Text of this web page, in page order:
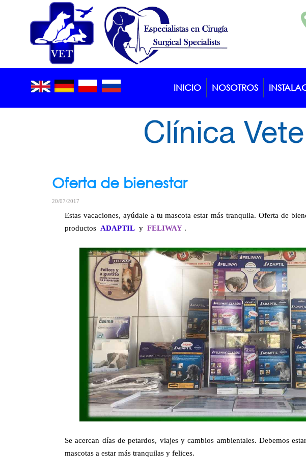
Oferta de bienestar
20/07/2017
Estas vacaciones, ayúdale a tu mascota estar más tranquila. Oferta de
productos ADAPTIL y FELIWAY .
Se acercan días de petardos, viajes y cambios ambientales. Debemos
mascotas a estar más tranquilas y felices.
Blog > Article
INICIO NOSOTROS
Clínica